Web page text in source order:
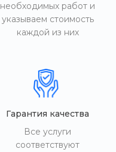
необходимых работ и
указываем стоимость
каждой из них
Гарантия качества
Все услуги
соответствуют